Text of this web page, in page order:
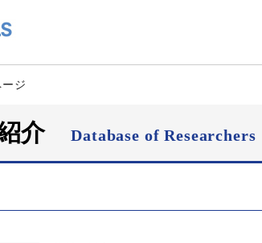
ジ
紹介Database of Researchers